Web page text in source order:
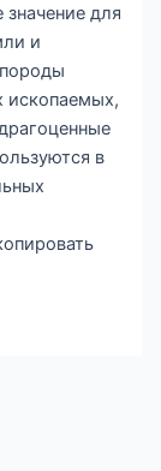
для
и
ископаемых,
в